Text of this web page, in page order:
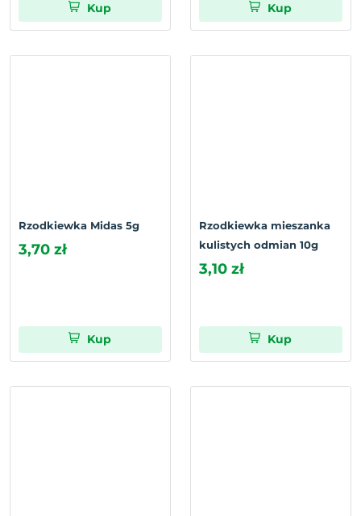
Kup Kup
Rzodkiewka Midas 5g
3,70 zł
Kup
Rzodkiewka mieszanka
kulistych odmian 10g
3,10 zł
Kup